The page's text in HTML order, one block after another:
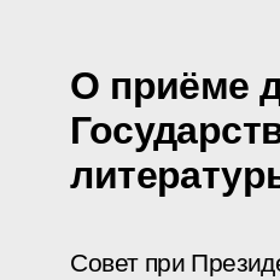
О приёме
Совет при